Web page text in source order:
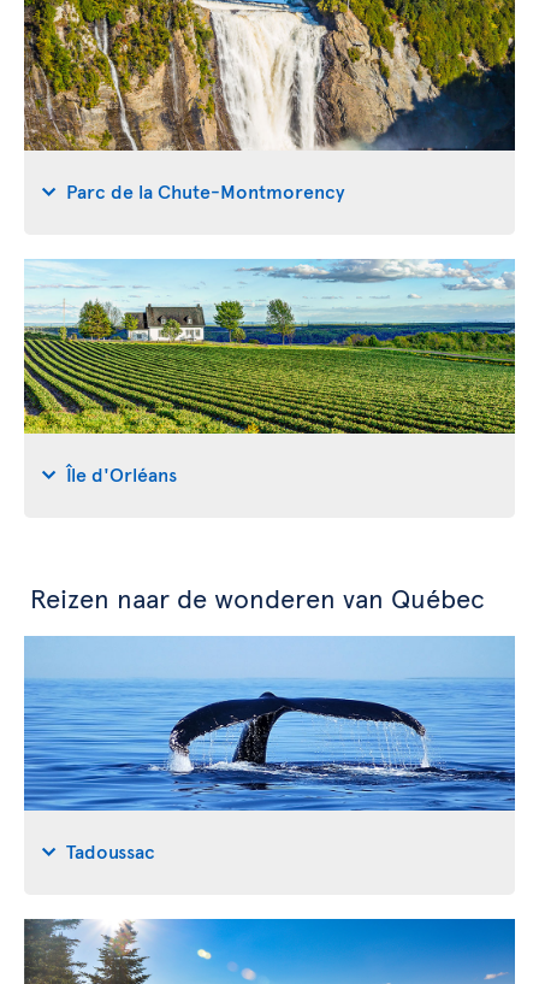
Parc de la Chute-Montmorency
Île d'Orléans
Reizen naar de wonderen van Québec
Tadoussac